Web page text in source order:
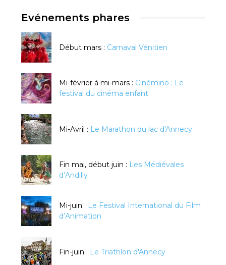
Evénements phares
Début mars : Carnaval Vénitien
Mi-février à mi-mars : Cinémino : Le
festival du cinéma enfant
Mi-Avril : Le Marathon du lac d'Annecy
Fin mai, début juin : Les Médiévales
d’Andilly
Mi-juin : Le Festival International du Film
d’Animation
Fin-juin : Le Triathlon d'Annecy